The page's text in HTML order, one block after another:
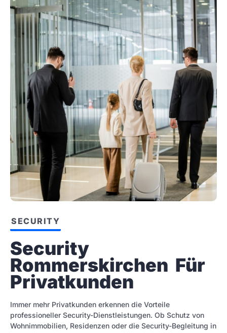
SECURITY
Security
Rommerskirchen  Für
Privatkunden
Immer mehr Privatkunden erkennen die Vorteile
professioneller Security-Dienstleistungen. Ob Schutz von
Wohnimmobilien, Residenzen oder die Security-Begleitung in